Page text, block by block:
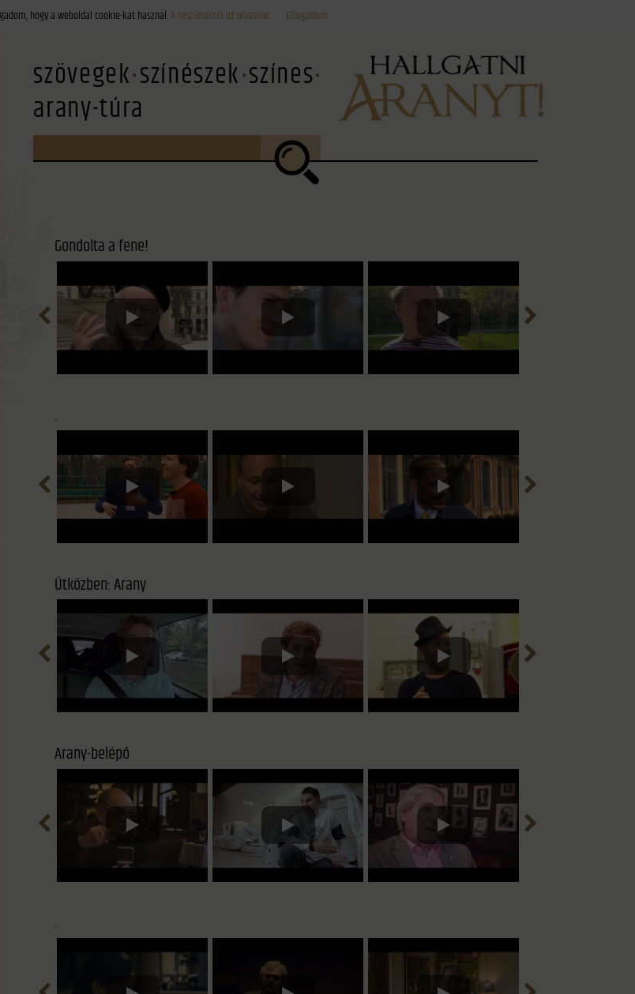
szövegek színészek színes
arany-túra
Gondolta a fene!
.
Útközben: Arany
Arany-belépő
.
hogy a weboldal cookie-kat használ.A részletekről itt olvashat Elfogadom